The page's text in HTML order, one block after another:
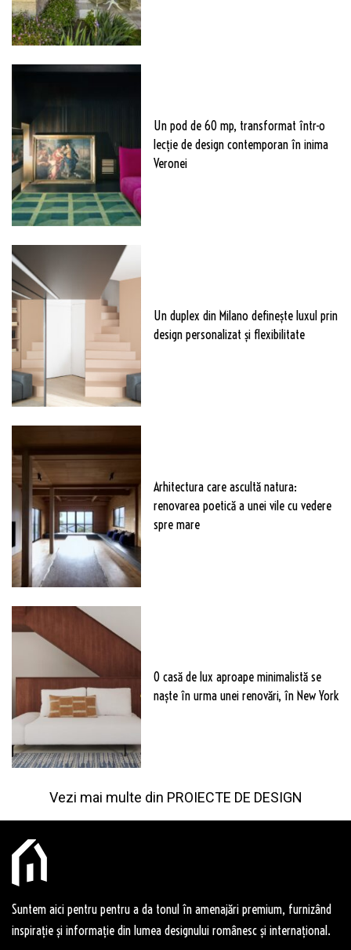
Un pod de 60 mp, transformat într-o
lecție de design contemporan în inima
Veronei
Un duplex din Milano definește luxul prin
design personalizat și flexibilitate
Arhitectura care ascultă natura:
renovarea poetică a unei vile cu vedere
spre mare
O casă de lux aproape minimalistă se
naște în urma unei renovări, în New York
Vezi mai multe din PROIECTE DE DESIGN
Suntem aici pentru pentru a da tonul în amenajări premium, furnizând
inspirație și informație din lumea designului românesc și internațional.